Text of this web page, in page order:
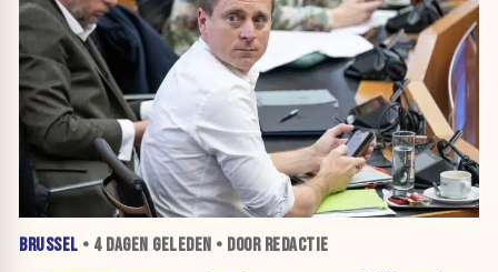
BRUSSEL • 4 DAGEN GELEDEN • DOOR REDACTIE